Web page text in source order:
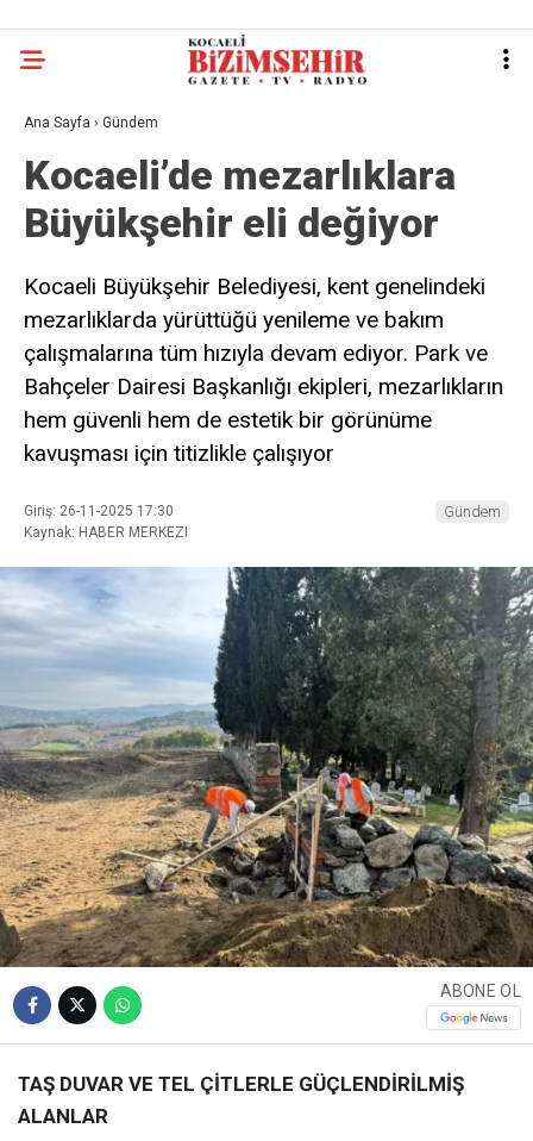
Ana Sayfa › Gündem
Kocaeli’de mezarlıklara
Büyükşehir eli değiyor
Kocaeli Büyükşehir Belediyesi, kent genelindeki
mezarlıklarda yürüttüğü yenileme ve bakım
çalışmalarına tüm hızıyla devam ediyor. Park ve
Bahçeler Dairesi Başkanlığı ekipleri, mezarlıkların
hem güvenli hem de estetik bir görünüme
kavuşması için titizlikle çalışıyor
Giriş: 26-11-2025 17:30
Kaynak: HABER MERKEZI
Gündem
ABONE OL
TAŞ DUVAR VE TEL ÇİTLERLE GÜÇLENDİRİLMİŞ
ALANLAR